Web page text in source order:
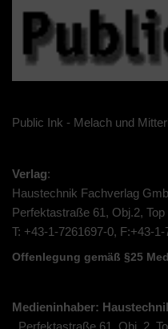
Public Ink - Melach und
Verlag:
Haustechnik Fachverlag
Perfektastraße 61, Obj.2,
T: +43-1-7261697-0, F:+43-
Offenlegung gemäß §25
Medieninhaber:
Perfektastraße 61, Obj. 2,